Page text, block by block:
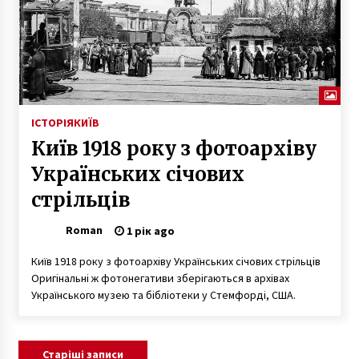
ІСТОРІЯКИЇВ
Київ 1918 року з фотоархіву
Українських січових
стрільців
Roman 1 рік ago
Київ 1918 року з фотоархіву Українських січових стрільців
Оригінальні ж фотонегативи зберігаються в архівах
Українського музею та бібліотеки у Стемфорді, США.
Навігація
Старіші записи